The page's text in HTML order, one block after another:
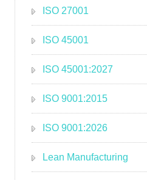
ISO 27001
ISO 45001
ISO 45001:2027
ISO 9001:2015
ISO 9001:2026
Lean Manufacturing